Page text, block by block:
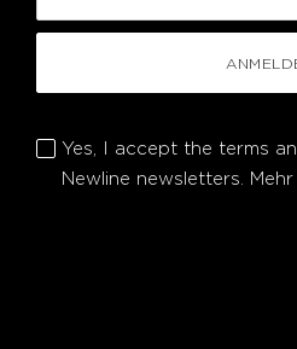
Yes, I accept the terms
Newline newsletters.